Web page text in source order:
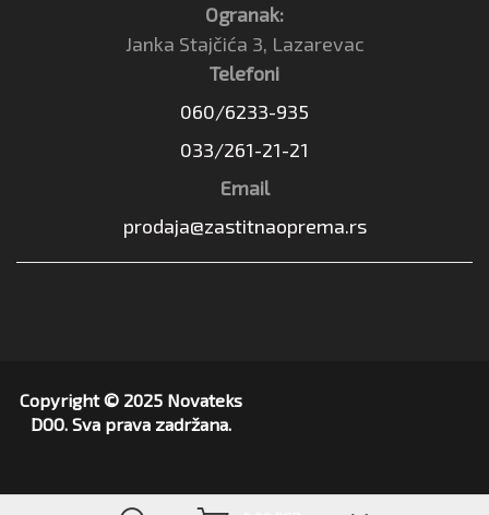
Ogranak:
Janka Stajčića 3, Lazarevac
Telefoni
060/6233-935
033/261-21-21
Email
prodaja@zastitnaoprema.rs
Copyright © 2025 Novateks
DOO. Sva prava zadržana.